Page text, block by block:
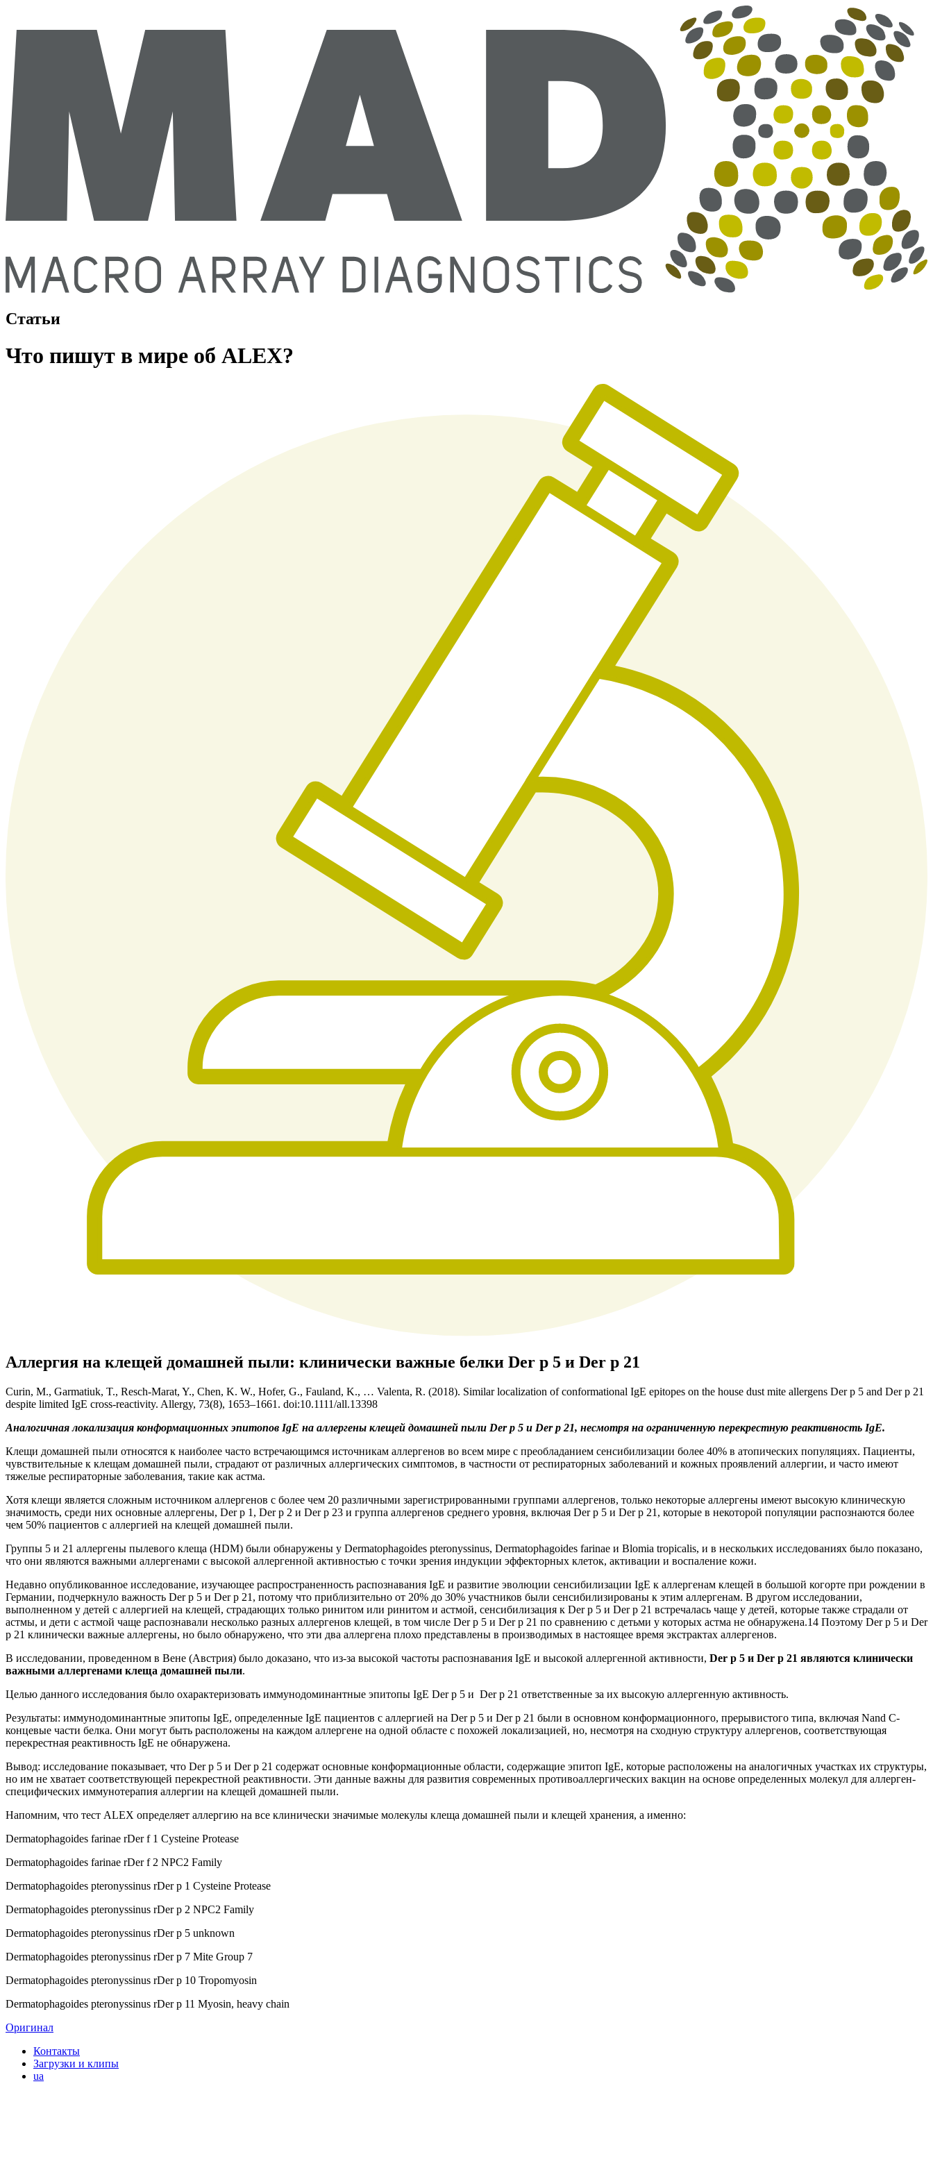
Статьи
Что пишут в мире об ALEX?
Аллергия на клещей домашней пыли: клинически важные белки Der p 5 и Der p 21
Curin, M., Garmatiuk, T., Resch-Marat, Y., Chen, K. W., Hofer, G., Fauland, K., … Valenta, R. (2018). Similar localization of conformational IgE epitopes on the house dust mite allergens Der p 5 and Der p 21
despite limited IgE cross-reactivity. Allergy, 73(8), 1653–1661. doi:10.1111/all.13398
Аналогичная локализация конформационных эпитопов IgE на аллергены клещей домашней пыли Der p 5 и Der p 21, несмотря на ограниченную перекрестную реактивность IgE.
Клещи домашней пыли относятся к наиболее часто встречающимся источникам аллергенов во всем мире с преобладанием сенсибилизации более 40% в атопических популяциях. Пациенты,
чувствительные к клещам домашней пыли, страдают от различных аллергических симптомов, в частности от респираторных заболеваний и кожных проявлений аллергии, и часто имеют
тяжелые респираторные заболевания, такие как астма.
Хотя клещи является сложным источником аллергенов с более чем 20 различными зарегистрированными группами аллергенов, только некоторые аллергены имеют высокую клиническую
значимость, среди них основные аллергены, Der p 1, Der p 2 и Der p 23 и группа аллергенов среднего уровня, включая Der p 5 и Der p 21, которые в некоторой популяции распознаются более
чем 50% пациентов с аллергией на клещей домашней пыли.
Группы 5 и 21 аллергены пылевого клеща (HDM) были обнаружены у Dermatophagoides pteronyssinus, Dermatophagoides farinae и Blomia tropicalis, и в нескольких исследованиях было показано,
что они являются важными аллергенами с высокой аллергенной активностью с точки зрения индукции эффекторных клеток, активации и воспаление кожи.
Недавно опубликованное исследование, изучающее распространенность распознавания IgE и развитие эволюции сенсибилизации IgE к аллергенам клещей в большой когорте при рождении в
Германии, подчеркнуло важность Der p 5 и Der p 21, потому что приблизительно от 20% до 30% участников были сенсибилизированы к этим аллергенам. В другом исследовании,
выполненном у детей с аллергией на клещей, страдающих только ринитом или ринитом и астмой, сенсибилизация к Der p 5 и Der p 21 встречалась чаще у детей, которые также страдали от
астмы, и дети с астмой чаще распознавали несколько разных аллергенов клещей, в том числе Der p 5 и Der p 21 по сравнению с детьми у которых астма не обнаружена.14 Поэтому Der p 5 и Der
p 21 клинически важные аллергены, но было обнаружено, что эти два аллергена плохо представлены в производимых в настоящее время экстрактах аллергенов.
В исследовании, проведенном в Вене (Австрия) было доказано, что из-за высокой частоты распознавания IgE и высокой аллергенной активности, Der p 5 и Der p 21 являются клинически
важными аллергенами клеща домашней пыли.
Целью данного исследования было охарактеризовать иммунодоминантные эпитопы IgE Der p 5 и Der p 21 ответственные за их высокую аллергенную активность.
Результаты: иммунодоминантные эпитопы IgE, определенные IgE пациентов с аллергией на Der p 5 и Der p 21 были в основном конформационного, прерывистого типа, включая Nand С-
концевые части белка. Они могут быть расположены на каждом аллергене на одной областе с похожей локализацией, но, несмотря на сходную структуру аллергенов, соответствующая
перекрестная реактивность IgE не обнаружена.
Вывод: исследование показывает, что Der p 5 и Der p 21 содержат основные конформационные области, содержащие эпитоп IgE, которые расположены на аналогичных участках их структуры,
но им не хватает соответствующей перекрестной реактивности. Эти данные важны для развития современных противоаллергических вакцин на основе определенных молекул для аллерген-
специфических иммунотерапия аллергии на клещей домашней пыли.
Напомним, что тест ALEX определяет аллергию на все клинически значимые молекулы клеща домашней пыли и клещей хранения, а именно:
Dermatophagoides farinae rDer f 1 Cysteine Protease
Dermatophagoides farinae rDer f 2 NPC2 Family
Dermatophagoides pteronyssinus rDer p 1 Cysteine Protease
Dermatophagoides pteronyssinus rDer p 2 NPC2 Family
Dermatophagoides pteronyssinus rDer p 5 unknown
Dermatophagoides pteronyssinus rDer p 7 Mite Group 7
Dermatophagoides pteronyssinus rDer p 10 Tropomyosin
Dermatophagoides pteronyssinus rDer p 11 Myosin, heavy chain
Оригинал
Контакты
Загрузки и клипы
ua